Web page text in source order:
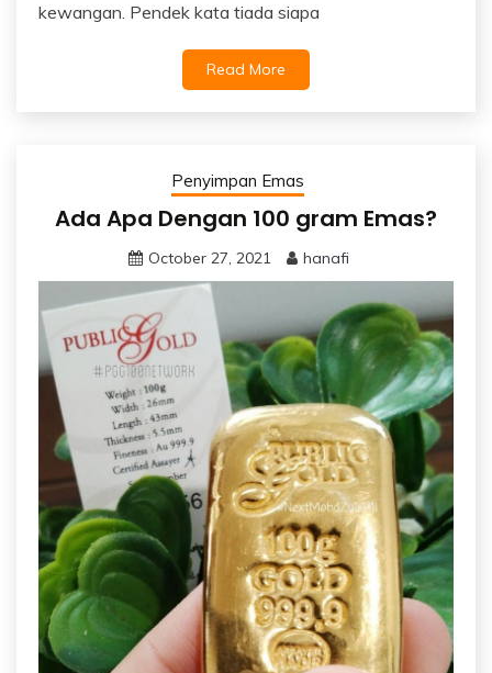
kewangan. Pendek kata tiada siapa
Read More
Penyimpan Emas
Ada Apa Dengan 100 gram Emas?
October 27, 2021 hanafi